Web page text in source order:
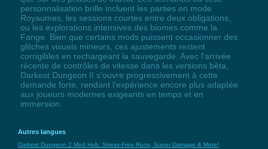
personnalisation brille incluent les parties en mode
Royaumes, les sessions courtes entre deux obligations,
ou les explorations intensives des biomes comme la
Fange. Bien que certains mods puissent occasionner des
glitches visuels mineurs, ces ajustements restent
corrigibles en rechargeant la sauvegarde. Avec l'arrivée
récente de contrôles de vitesse dans les versions bêta,
Darkest Dungeon II s'ouvre progressivement à cette
demande forte, rendant l'expérience encore plus adaptée
aux joueurs modernes exigeants en temps et en
immersion.
Autres langues
Darkest Dungeon 2 Mod Hub: Stress-Free Runs, Super Damage & More!